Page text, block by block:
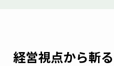
経営視点から斬る